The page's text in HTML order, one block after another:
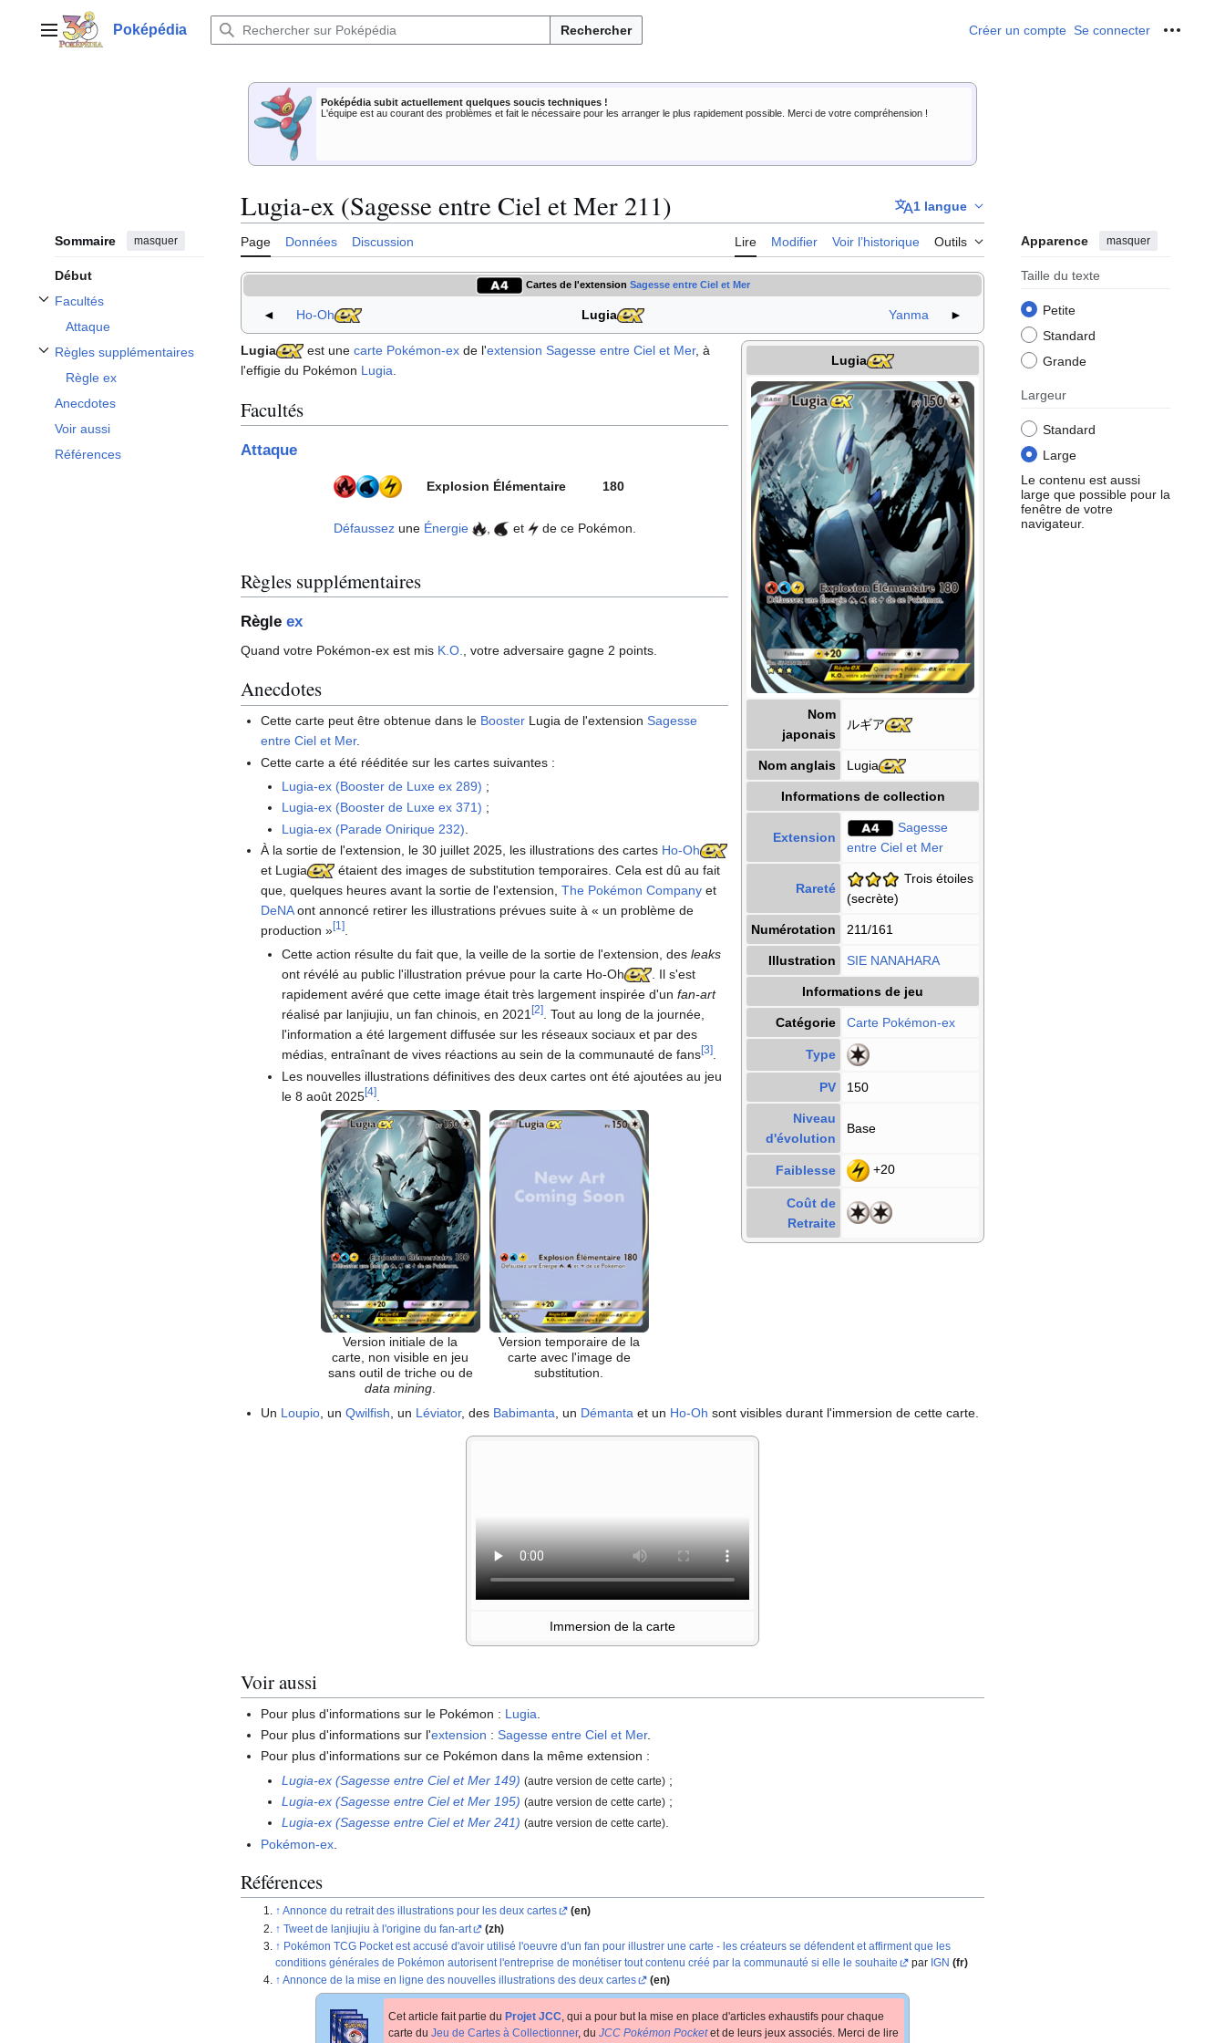
contenuMenu principalPoképédia Rechercher Créer un compte Se connecter Outils
Poképédia subit actuellement quelques soucis techniques !
L'équipe est au courant des problèmes et fait le nécessaire pour les arranger le plus rapidement possible. Merci de votre compréhension !
Sommaire masquer
Début
Facultés
Afficher / masquer la sous-section Facultés
Attaque
Règles supplémentaires
Afficher / masquer la sous-section Règles supplémentaires
Règle ex
Anecdotes
Voir aussi
Références
Lugia-ex (Sagesse entre Ciel et Mer 211) 1 langue
Page Données Discussion Lire Modifier Voir l’historique Outils Apparence masquer
Taille du texte
Petite
Standard
Grande
Largeur
Standard
Large
Le contenu est aussi
large que possible pour la
fenêtre de votre
navigateur.
Cartes de l'extension Sagesse entre Ciel et Mer
◄ Ho-Oh Lugia Yanma ►
Lugia
Nom
japonais
ルギア
Nom anglais Lugia
Informations de collection
Extension
Sagesse
entre Ciel et Mer
Rareté
Trois étoiles
(secrète)
Numérotation 211/161
Illustration SIE NANAHARA
Informations de jeu
Catégorie Carte Pokémon-ex
Type
PV 150
Niveau
d'évolution
Base
Faiblesse +20
Coût de
Retraite
Lugia est une carte Pokémon-ex de l'extension Sagesse entre Ciel et Mer, à
l'effigie du Pokémon Lugia
Facultés
Attaque
Explosion Élémentaire 180
Défaussezune Énergie , et de ce Pokémon.
Règles supplémentaires
Règle ex
Quand votre Pokémon-ex est mis K.O. , votre adversaire gagne 2 points.
Anecdotes
Cette carte peut être obtenue dans le Booster Lugia de l'extensionSagesse
entre Ciel et Mer.
Cette carte a été rééditée sur les cartes suivantes :
Lugia-ex (Booster de Luxe ex 289) ;
Lugia-ex (Booster de Luxe ex 371) ;
Lugia-ex (Parade Onirique 232)
À la sortie de l'extension, le 30 juillet 2025, les illustrations des cartes Ho-Oh
et Lugia
étaient des images de substitution temporaires. Cela est dû au fait
que, quelques heures avant la sortie de l'extension,The Pokémon Company et
DeNAont annoncé retirer les illustrations prévues suite à « un problème de
production »[1]
Cette action résulte du fait que, la veille de la sortie de l'extension, des leaks
ont révélé au public l'illustration prévue pour la carte Ho-Oh
. Il s'est
rapidement avéré que cette image était très largement inspirée d'un fan-art
réalisé par lanjiujiu, un fan chinois, en 2021 [2]. Tout au long de la journée,
l'information a été largement diffusée sur les réseaux sociaux et par des
médias, entraînant de vives réactions au sein de la communauté de fans[3].
Les nouvelles illustrations définitives des deux cartes ont été ajoutées au jeu
le 8 août 2025[4].
Version initiale de la
carte, non visible en jeu
sans outil de triche ou de
data mining.
Version temporaire de la
carte avec l'image de
substitution.
Un Loupio, unQwilfish, un Léviator, des Babimanta, un Démanta et un Ho-Oh sont visibles durant l'immersion de cette carte.
Immersion de la carte
Voir aussi
Pour plus d'informations sur le Pokémon : Lugia
Pour plus d'informations sur l'extension :Sagesse entre Ciel et Mer.
Pour plus d'informations sur ce Pokémon dans la même extension :
Lugia-ex (Sagesse entre Ciel et Mer 149) (autre version de cette carte) ;
Lugia-ex (Sagesse entre Ciel et Mer 195) (autre version de cette carte) ;
Lugia-ex (Sagesse entre Ciel et Mer 241) (autre version de cette carte).
Pokémon-ex
Références
Annonce du retrait des illustrations pour les deux cartes
(en)
Tweet de lanjiujiu à l'origine du fan-art
(zh)
Pokémon TCG Pocket est accusé d'avoir utilisé l'oeuvre d'un fan pour illustrer une carte - les créateurs se défendent et affirment que les
conditions générales de Pokémon autorisent l'entreprise de monétiser tout contenu créé par la communauté si elle le souhaite
par IGN (fr)
Annonce de la mise en ligne des nouvelles illustrations des deux cartes
(en)
Cet article fait partie du Projet JCC, qui a pour but la mise en place d'articles exhaustifs pour chaque
carte du Jeu de Cartes à Collectionner, du JCC Pokémon Pocketet de leurs jeux associés. Merci de lire